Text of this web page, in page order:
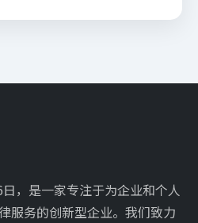
，是一家专注于为企业和个人
服务的创新型企业。我们致力